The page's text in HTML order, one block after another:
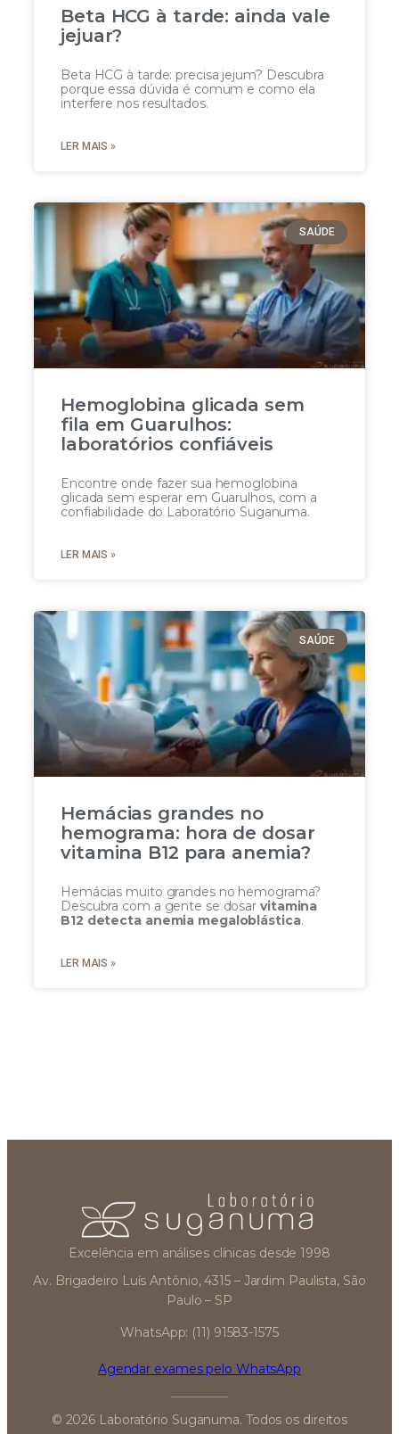
Beta HCG à tarde: ainda vale
jejuar?
Beta HCG à tarde: precisa jejum? Descubra
porque essa dúvida é comum e como ela
interfere nos resultados.
LER MAIS »
SAÚDE
Hemoglobina glicada sem
fila em Guarulhos:
laboratórios confiáveis
Encontre onde fazer sua hemoglobina
glicada sem esperar em Guarulhos, com a
confiabilidade do Laboratório Suganuma.
LER MAIS »
SAÚDE
Hemácias grandes no
hemograma: hora de dosar
vitamina B12 para anemia?
Hemácias muito grandes no hemograma?
Descubra com a gente se dosar vitamina
B12 detecta anemia megaloblástica.
LER MAIS »
Excelência em análises clínicas desde 1998
Av. Brigadeiro Luís Antônio, 4315 – Jardim Paulista, São
Paulo – SP
WhatsApp: (11) 91583-1575
Agendar exames pelo WhatsApp
© 2026 Laboratório Suganuma. Todos os direitos